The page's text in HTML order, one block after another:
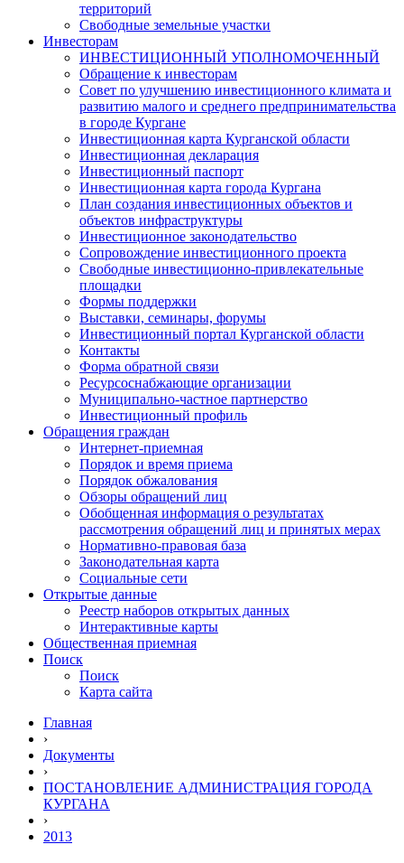
территорий
Свободные земельные участки
Инвесторам
ИНВЕСТИЦИОННЫЙ УПОЛНОМОЧЕННЫЙ
Обращение к инвесторам
Совет по улучшению инвестиционного климата и
развитию малого и среднего предпринимательства
в городе Кургане
Инвестиционная карта Курганской области
Инвестиционная декларация
Инвестиционный паспорт
Инвестиционная карта города Кургана
План создания инвестиционных объектов и
объектов инфраструктуры
Инвестиционное законодательство
Сопровождение инвестиционного проекта
Свободные инвестиционно-привлекательные
площадки
Формы поддержки
Выставки, семинары, форумы
Инвестиционный портал Курганской области
Контакты
Форма обратной связи
Ресурсоснабжающие организации
Муниципально-частное партнерство
Инвестиционный профиль
Обращения граждан
Интернет-приемная
Порядок и время приема
Порядок обжалования
Обзоры обращений лиц
Обобщенная информация о результатах
рассмотрения обращений лиц и принятых мерах
Нормативно-правовая база
Законодательная карта
Социальные сети
Открытые данные
Реестр наборов открытых данных
Интерактивные карты
Общественная приемная
Поиск
Поиск
Карта сайта
Главная
›
Документы
›
ПОСТАНОВЛЕНИЕ АДМИНИСТРАЦИЯ ГОРОДА
КУРГАНА
›
2013